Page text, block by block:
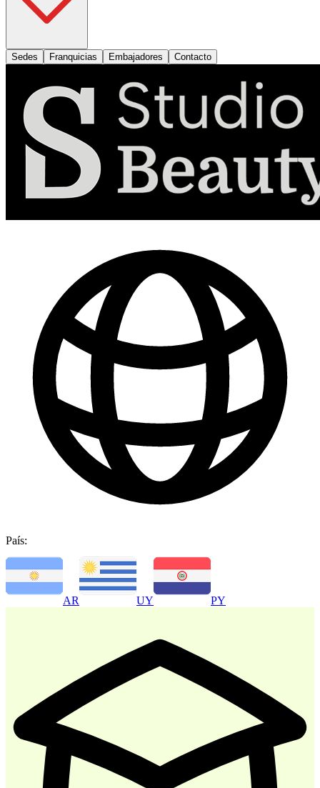
Marketing de Contenido para Redes Sociales
$ 44.800 $ 64.000
Comprar
Sedes Franquicias Embajadores Contacto
País:
AR UY PY